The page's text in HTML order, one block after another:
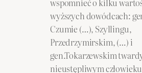
wspomnieć o kilku
wyższych dowódcach:
Czumie (…), Szyllingu,
Przedrzymirskim, (…) i
gen.Tokarzewskim
nieustępliwym